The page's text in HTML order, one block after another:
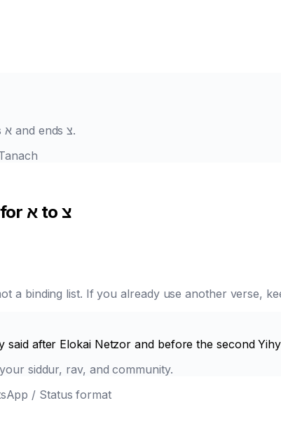
א and endsצ.
Name Pesukim for א to צ
a binding list. If you already use another verse,
said after Elokai Netzor and before the second
siddur, rav, and community.
/ Status format